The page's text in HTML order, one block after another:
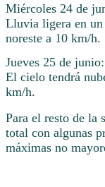
Miércoles 24 de
Lluvia ligera en
noreste a 10 km/h.
Jueves 25 de
El cielo tendrá
km/h.
Para el resto de la
total con algunas
máximas no